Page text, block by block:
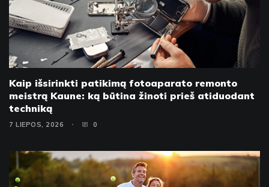
Kaip išsirinkti patikimą fotoaparato remonto
meistrą Kaune: ką būtina žinoti prieš atiduodant
techniką
7 LIEPOS, 2026 0